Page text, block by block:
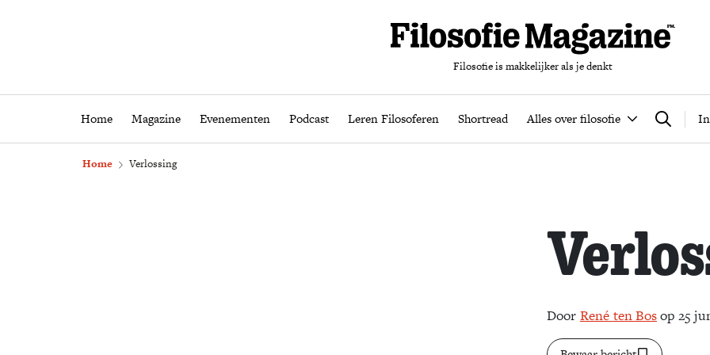
Filosofie is makkelijker als je denkt
Home Magazine Evenementen Podcast Leren Filosoferen Shortread Alles over filosofie Zoeken
Home Magazine Evenementen Podcast Leren Filosoferen Shortread Alles over
Home Verlossing
Door René ten Bosop 25